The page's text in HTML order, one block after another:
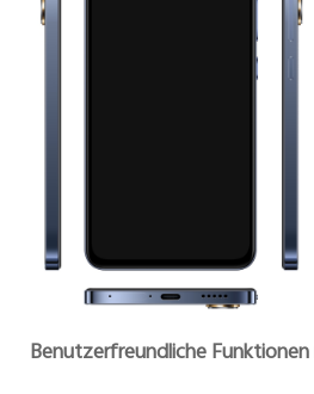
Benutzerfreundliche